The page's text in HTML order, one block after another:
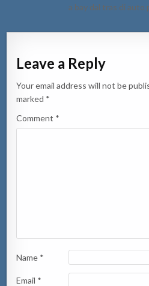
a bay dal tras di
Leave a Reply
Your email address will not be
marked *
Comment *
Name *
Email *